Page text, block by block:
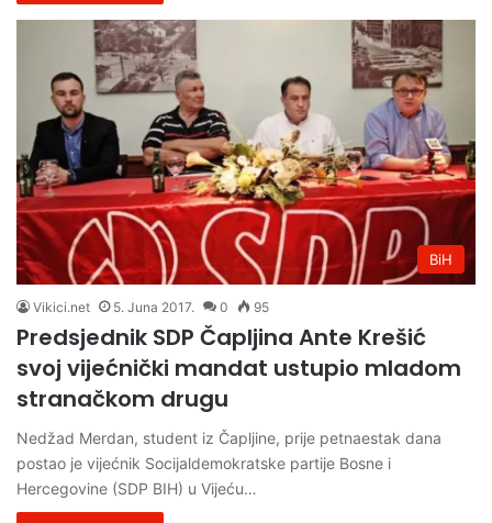
BiH
Vikici.net 5. Juna 2017. 0 95
Predsjednik SDP Čapljina Ante Krešić
svoj vijećnički mandat ustupio mladom
stranačkom drugu
Nedžad Merdan, student iz Čapljine, prije petnaestak dana
postao je vijećnik Socijaldemokratske partije Bosne i
Hercegovine (SDP BIH) u Vijeću…